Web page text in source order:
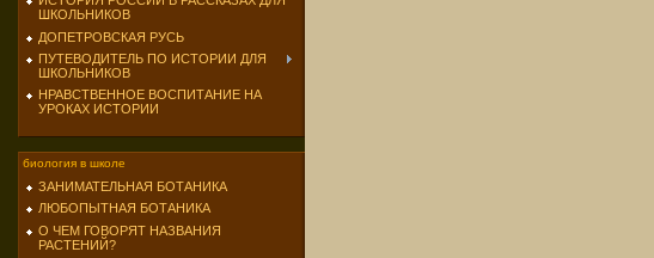
ШКОЛЬНИКОВ
ДОПЕТРОВСКАЯ РУСЬ
ПУТЕВОДИТЕЛЬ ПО ИСТОРИИ ДЛЯ
ШКОЛЬНИКОВ
НРАВСТВЕННОЕ ВОСПИТАНИЕ НА
УРОКАХ ИСТОРИИ
биология в школе
ЗАНИМАТЕЛЬНАЯ БОТАНИКА
ЛЮБОПЫТНАЯ БОТАНИКА
О ЧЕМ ГОВОРЯТ НАЗВАНИЯ
РАСТЕНИЙ?